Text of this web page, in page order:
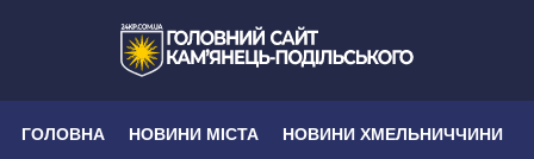
ГОЛОВНА НОВИНИ МІСТА НОВИНИ ХМЕЛЬНИЧЧИНИ